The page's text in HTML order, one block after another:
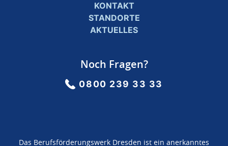
KONTAKT
STANDORTE
AKTUELLES
Noch Fragen?
0800 239 33 33
Das Berufsförderungswerk Dresden ist ein anerkanntes